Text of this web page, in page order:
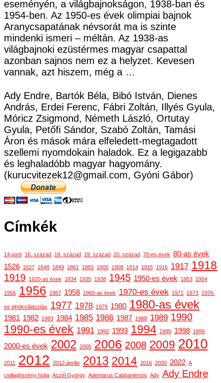
eseményén, a világbajnokságon, 1938-ban és
1954-ben. Az 1950-es évek olimpiai bajnok
Aranycsapatának névsorát ma is szinte
mindenki ismeri – méltán. Az 1938-as
világbajnoki ezüstérmes magyar csapattal
azonban sajnos nem ez a helyzet. Kevesen
vannak, azt hiszem, még a …
Ady Endre, Bartók Béla, Bibó István, Dienes
András, Erdei Ferenc, Fábri Zoltán, Illyés Gyula,
Móricz Zsigmond, Németh László, Ortutay
Gyula, Petőfi Sándor, Szabó Zoltán, Tamási
Áron és mások mára elfeledett-megtagadott
szellemi nyomdokain haladok. Ez a legigazabb
és leghaladóbb magyar hagyomány.
(kurucvitezek12@gmail.com, Gyóni Gábor)
Címkék
14 pont 16. század 18. század 19. század 20. század 70-es évek 80-as évek
1526 1527 1848 1849 1861 1881 1905 1908 1914 1915 1916 1917 1918
1919 1920-as évek 1934 1935 1938 1945 1950-es évek 1953 1954
1955 1956 1957 1958 1960-as évek 1970-es évek 1971 1973 1976-
os elnökválasztás 1977 1978 1979 1980 1980-as évek
1981 1982 1983 1984 1985 1986 1987 1988 1989 1990
1990-es évek 1991 1992 1993 1994 1995 1998 1999
2000-es évek 2002 2005 2006 2008 2009 2010
2011 2012 2012 április 2013 2014 2016 2020 2022 A
csillagösvény hídja Aczél György Ademarus Cabbaniensis Ady Ady Endre